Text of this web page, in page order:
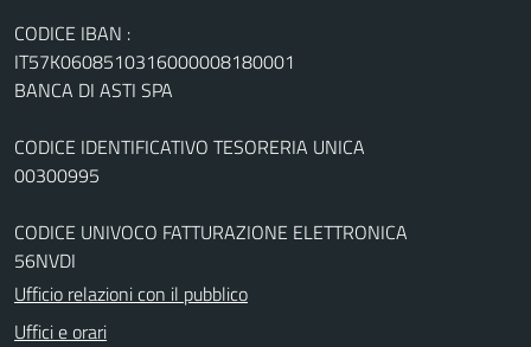
CODICE IBAN :
IT57K0608510316000008180001
BANCA DI ASTI SPA
CODICE IDENTIFICATIVO TESORERIA UNICA
00300995
CODICE UNIVOCO FATTURAZIONE ELETTRONICA
56NVDI
Ufficio relazioni con il pubblico
Uffici e orari